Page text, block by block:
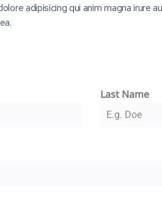
adipisicing qui anim magna irure
Last Name